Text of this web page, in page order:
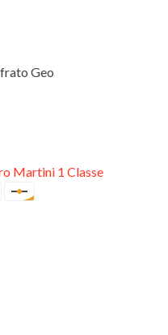
Geo
Martini 1 Classe